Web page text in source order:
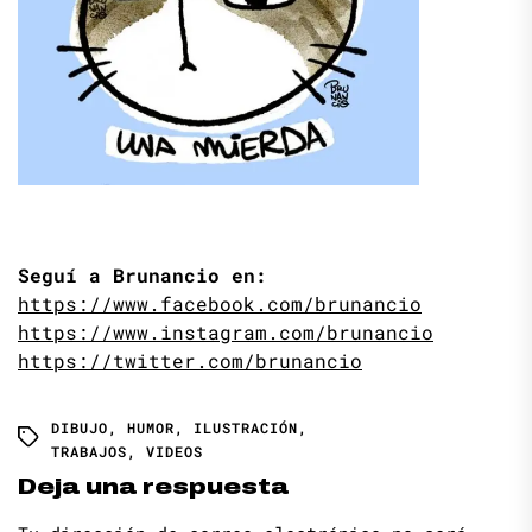
Seguí a Brunancio en:
https://www.facebook.com/brunancio
https://www.instagram.com/brunancio
https://twitter.com/brunancio
DIBUJO, HUMOR, ILUSTRACIÓN,
TRABAJOS, VIDEOS
Deja una respuesta